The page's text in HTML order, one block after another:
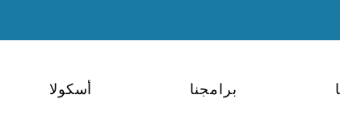
أسكولا برامجنا